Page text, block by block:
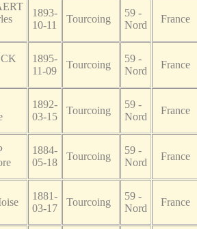
1893-
10-11
Tourcoing
59 -
Nord
France
1895-
11-09
Tourcoing
59 -
Nord
France
1892-
03-15
Tourcoing
59 -
Nord
France
1884-
05-18
Tourcoing
59 -
Nord
France
1881-
03-17
Tourcoing
59 -
Nord
France